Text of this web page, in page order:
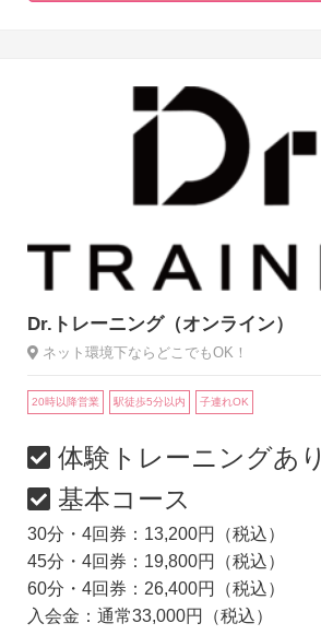
Dr.トレーニング（オンライン）
ネット環境下ならどこでもOK！
20時以降営業 駅徒歩5分以内 子連れOK
体験トレーニングあり
基本コース
30分・4回券：13,200円（税込）
45分・4回券：19,800円（税込）
60分・4回券：26,400円（税込）
入会金：通常33,000円（税込）